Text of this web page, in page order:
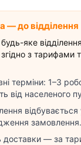
— до відділення
яке відділення
згідно з тарифами
терміни: 1–3
від населеного
відбувається
замовлення.
доставки — за